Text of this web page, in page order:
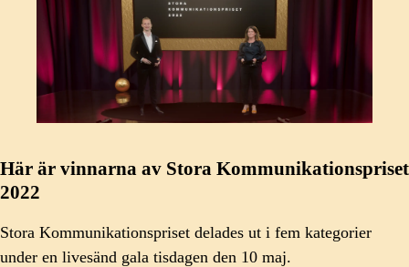
Här är vinnarna av Stora Kommunikationspriset
2022
Stora Kommunikationspriset delades ut i fem kategorier
under en livesänd gala tisdagen den 10 maj.